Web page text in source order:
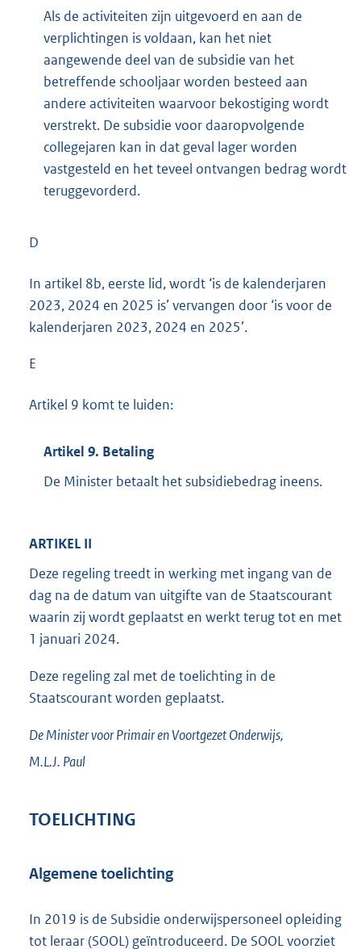
Als de activiteiten zijn uitgevoerd en aan de
verplichtingen is voldaan, kan het niet
aangewende deel van de subsidie van het
betreffende schooljaar worden besteed aan
andere activiteiten waarvoor bekostiging wordt
verstrekt. De subsidie voor daaropvolgende
collegejaren kan in dat geval lager worden
vastgesteld en het teveel ontvangen bedrag wordt
teruggevorderd.
D
In artikel 8b, eerste lid, wordt ‘is de kalenderjaren
2023, 2024 en 2025 is’ vervangen door ‘is voor de
kalenderjaren 2023, 2024 en 2025’.
E
Artikel 9 komt te luiden:
Artikel 9. Betaling
De Minister betaalt het subsidiebedrag ineens.
ARTIKEL II
Deze regeling treedt in werking met ingang van de
dag na de datum van uitgifte van de Staatscourant
waarin zij wordt geplaatst en werkt terug tot en met
1 januari 2024.
Deze regeling zal met de toelichting in de
Staatscourant worden geplaatst.
De Minister voor Primair en Voortgezet Onderwijs,
M.L.J. Paul
TOELICHTING
Algemene toelichting
In 2019 is de Subsidie onderwijspersoneel opleiding
tot leraar (SOOL) geïntroduceerd. De SOOL voorziet